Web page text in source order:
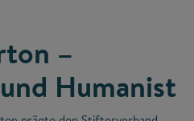
–
Humanist